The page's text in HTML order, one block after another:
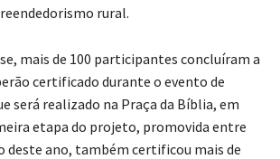
rural.
mais de 100 participantes concluíram a
certificado durante o evento de
será realizado na Praça da Bíblia, em
etapa do projeto, promovida entre
deste ano, também certificou mais de